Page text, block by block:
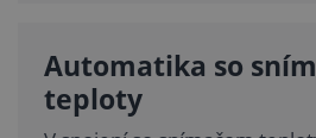
Automatika so
teploty